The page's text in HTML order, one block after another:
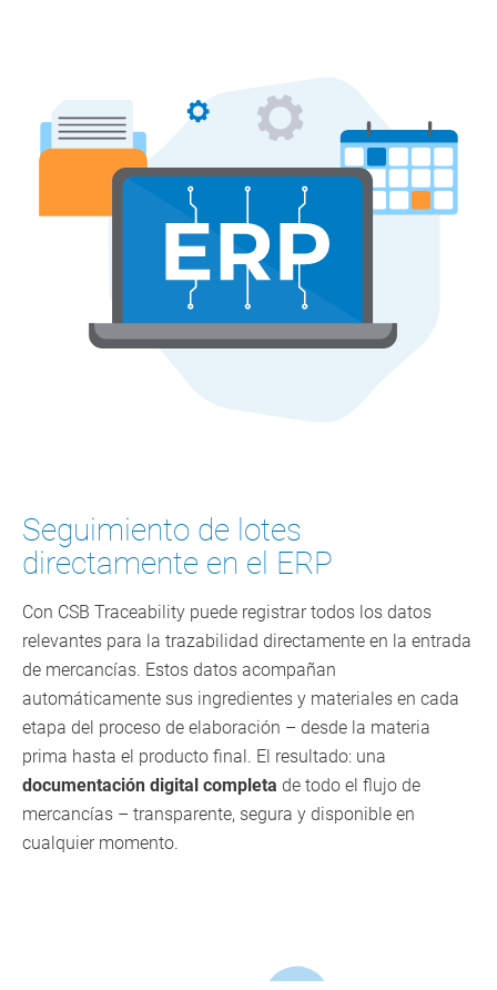
Seguimiento de lotes
directamente en el ERP
Con CSB Traceability puede registrar todos los datos
relevantes para la trazabilidad directamente en la entrada
de mercancías. Estos datos acompañan
automáticamente sus ingredientes y materiales en cada
etapa del proceso de elaboración – desde la materia
prima hasta el producto final. El resultado: una
documentación digital completa de todo el flujo de
mercancías – transparente, segura y disponible en
cualquier momento.